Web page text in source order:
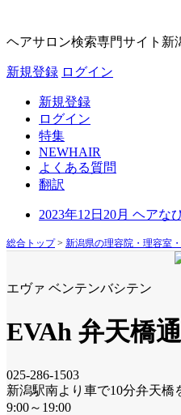
ヘアサロン検索専門サイト 新
新規登録 ログイン
新規登録
ログイン
特集
NEWHAIR
よくある質問
翻訳
2023年12日20月 ヘアな
総合トップ> 新潟県の理容院・理容室
エヴァ ベンテンバシテン
EVAh 弁天橋
025-286-1503
新潟駅南より車で10分弁天橋
9:00～19:00